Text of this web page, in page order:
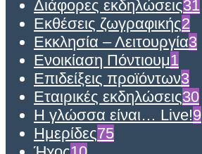
Διάφορες εκδηλώσεις31
Εκθέσεις ζωγραφικής2
Εκκλησία – Λειτουργία3
Ενοικίαση Πόντιουμ1
Επιδείξεις προϊόντων3
Εταιρικές εκδηλώσεις30
Η γλώσσα είναι… Live!9
Ημερίδες75